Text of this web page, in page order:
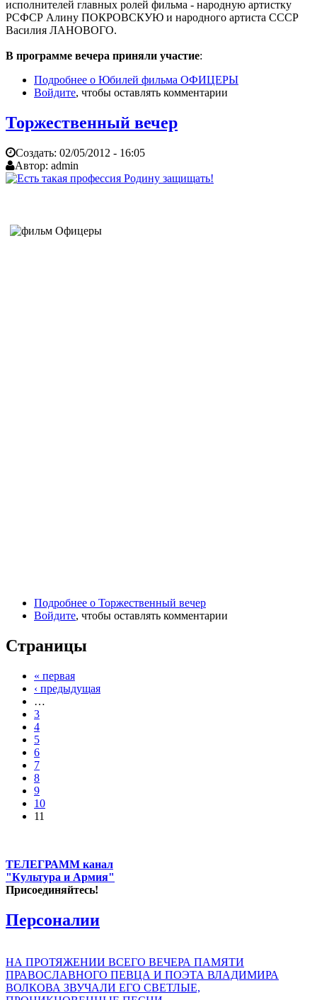
исполнителей главных ролей фильма - народную артистку
РСФСР Алину ПОКРОВСКУЮ и народного артиста СССР
Василия ЛАНОВОГО.
В программе вечера приняли участие:
Подробнее о Юбилей фильма ОФИЦЕРЫ
Войдите, чтобы оставлять комментарии
Торжественный вечер
Создать: 02/05/2012 - 16:05
Автор: admin
Подробнее о Торжественный вечер
Войдите, чтобы оставлять комментарии
Страницы
« первая
‹ предыдущая
…
3
4
5
6
7
8
9
10
11
ТЕЛЕГРАММ канал
"Культура и Армия"
Присоединяйтесь!
Персоналии
НА ПРОТЯЖЕНИИ ВСЕГО ВЕЧЕРА ПАМЯТИ
ПРАВОСЛАВНОГО ПЕВЦА И ПОЭТА ВЛАДИМИРА
ВОЛКОВА ЗВУЧАЛИ ЕГО СВЕТЛЫЕ,